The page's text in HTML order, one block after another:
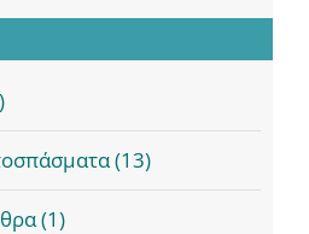
(13)
(1)